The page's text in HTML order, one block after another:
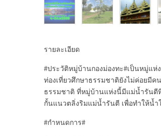
รายละเอียด
#ประวัติหมู่บ้านกองม่องทะ#เป็นหมู่แ
ท่องเที่ยวศึกษาธรรมชาติยังไม่ค่อยมีค
ธรรมชาติ ที่หมู่บ้านแห่งนี้มีแม่น้ำรันตี
กั้นแนวตลิ่งริมแม่น้ำรันตี เพื่อทำให้น้
#กำหนดการ#